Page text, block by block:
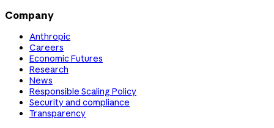
Company
Anthropic
Careers
Economic Futures
Research
News
Responsible Scaling Policy
Security and compliance
Transparency